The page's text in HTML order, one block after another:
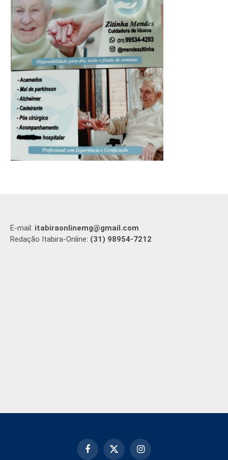
E-mail: itabiraonlinemg@gmail.com
Redação Itabira-Online: (31) 98954-7212
Facebook
X
Instagram